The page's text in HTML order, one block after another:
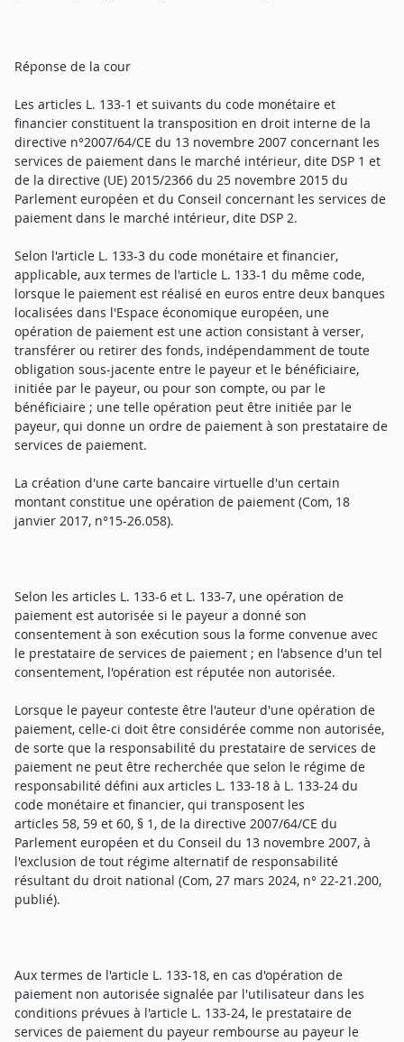
Réponse de la cour
Les articles L. 133-1 et suivants du code monétaire et
financier constituent la transposition en droit interne de la
directive n°2007/64/CE du 13 novembre 2007 concernant les
services de paiement dans le marché intérieur, dite DSP 1 et
de la directive (UE) 2015/2366 du 25 novembre 2015 du
Parlement européen et du Conseil concernant les services de
paiement dans le marché intérieur, dite DSP 2.
Selon l'article L. 133-3 du code monétaire et financier,
applicable, aux termes de l'article L. 133-1 du même code,
lorsque le paiement est réalisé en euros entre deux banques
localisées dans l'Espace économique européen, une
opération de paiement est une action consistant à verser,
transférer ou retirer des fonds, indépendamment de toute
obligation sous-jacente entre le payeur et le bénéficiaire,
initiée par le payeur, ou pour son compte, ou par le
bénéficiaire ; une telle opération peut être initiée par le
payeur, qui donne un ordre de paiement à son prestataire de
services de paiement.
La création d'une carte bancaire virtuelle d'un certain
montant constitue une opération de paiement (Com, 18
janvier 2017, n°15-26.058).
Selon les articles L. 133-6 et L. 133-7, une opération de
paiement est autorisée si le payeur a donné son
consentement à son exécution sous la forme convenue avec
le prestataire de services de paiement ; en l'absence d'un tel
consentement, l'opération est réputée non autorisée.
Lorsque le payeur conteste être l'auteur d'une opération de
paiement, celle-ci doit être considérée comme non autorisée,
de sorte que la responsabilité du prestataire de services de
paiement ne peut être recherchée que selon le régime de
responsabilité défini aux articles L. 133-18 à L. 133-24 du
code monétaire et financier, qui transposent les
articles 58, 59 et 60, § 1, de la directive 2007/64/CE du
Parlement européen et du Conseil du 13 novembre 2007, à
l'exclusion de tout régime alternatif de responsabilité
résultant du droit national (Com, 27 mars 2024, n° 22-21.200,
publié).
Aux termes de l'article L. 133-18, en cas d'opération de
paiement non autorisée signalée par l'utilisateur dans les
conditions prévues à l'article L. 133-24, le prestataire de
services de paiement du payeur rembourse au payeur le